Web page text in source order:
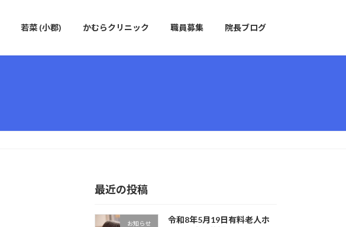
若菜 (小郡) かむらクリニック 職員募集 院長ブログ
最近の投稿
お知らせ
令和8年5月19日有料老人ホ